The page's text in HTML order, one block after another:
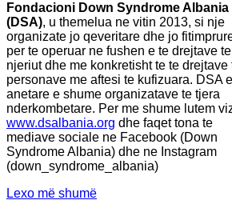
Fondacioni Down Syndrome Albania
(DSA), u themelua ne vitin 2013, si nje
organizate jo qeveritare dhe jo
per te operuar ne fushen e te drejtave te
njeriut dhe me konkretisht te te drejtave
personave me aftesi te kufizuara. DSA
anetare e shume organizatave te tjera
nderkombetare. Per me shume lutem
www.dsalbania.org dhe faqet tona te
mediave sociale ne Facebook (Down
Syndrome Albania) dhe ne Instagram
(down_syndrome_albania)
Lexo më shumë